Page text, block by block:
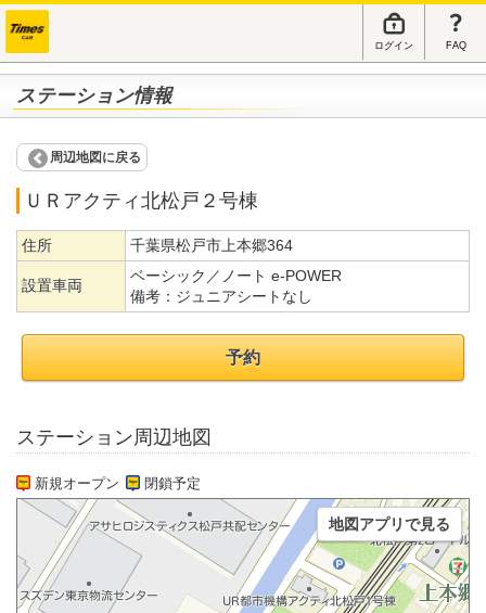
ログイン FAQ
ステーション情報
周辺地図に戻る
ＵＲアクティ北松戸２号棟
住所 千葉県松戸市上本郷364
設置車両
ベーシック／ノート e-POWER
備考： ジュニアシートなし
予約
ステーション周辺地図
新規オープン 閉鎖予定
地図アプリで見る